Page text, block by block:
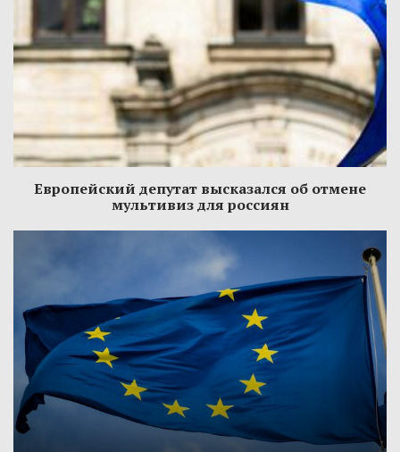
Европейский депутат высказался об отмене
мультивиз для россиян